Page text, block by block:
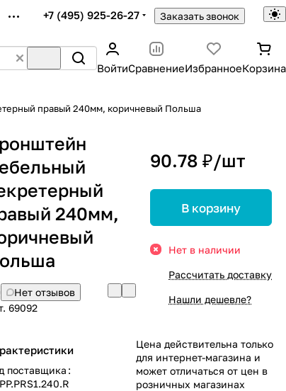
+7 (495) 925-26-27 Заказать звонок
ВойтиСравнениеИзбранноеКорзина
правый 240мм, коричневый Польша
240мм,
Нет отзывов
69092
поставщика :
90.78 ₽/шт
В корзину
Нет в наличии
Рассчитать доставку
Нашли дешевле?
Цена действительна только
для интернет-магазина и
может отличаться от цен в
розничных магазинах